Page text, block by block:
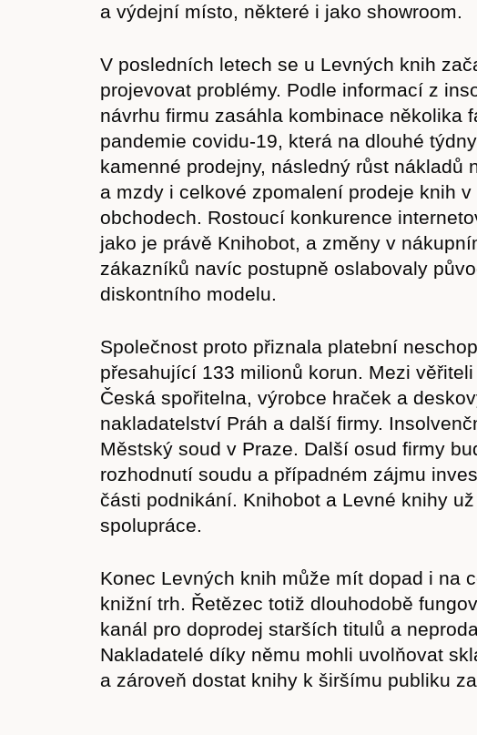
Časopis
Hostcast
Obchod
a výdejní místo, některé i jako showroom.
V posledních letech se u Levných knih
projevovat problémy. Podle informací z
návrhu firmu zasáhla kombinace několika
pandemie covidu-19, která na dlouhé
kamenné prodejny, následný růst nákladů
a mzdy i celkové zpomalení prodeje knih
obchodech. Rostoucí konkurence
jako je právě Knihobot, a změny v
zákazníků navíc postupně oslabovaly
diskontního modelu.
Společnost proto přiznala platební
přesahující 133 milionů korun. Mezi
Česká spořitelna, výrobce hraček a
nakladatelství Práh a další firmy.
Městský soud v Praze. Další osud firmy
rozhodnutí soudu a případném zájmu
části podnikání. Knihobot a Levné knihy
spolupráce.
Konec Levných knih může mít dopad i na
knižní trh. Řetězec totiž dlouhodobě
kanál pro doprodej starších titulů a
Nakladatelé díky němu mohli uvolňovat
a zároveň dostat knihy k širšímu publiku